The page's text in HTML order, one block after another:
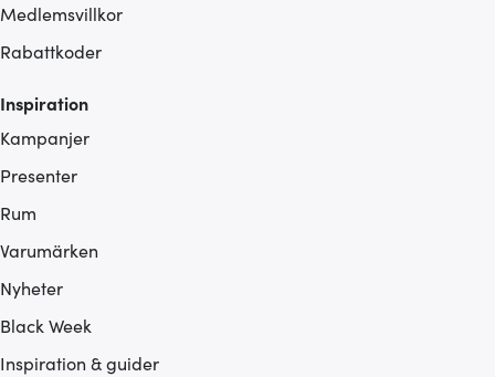
Medlemsvillkor
Rabattkoder
Inspiration
Kampanjer
Presenter
Rum
Varumärken
Nyheter
Black Week
Inspiration & guider